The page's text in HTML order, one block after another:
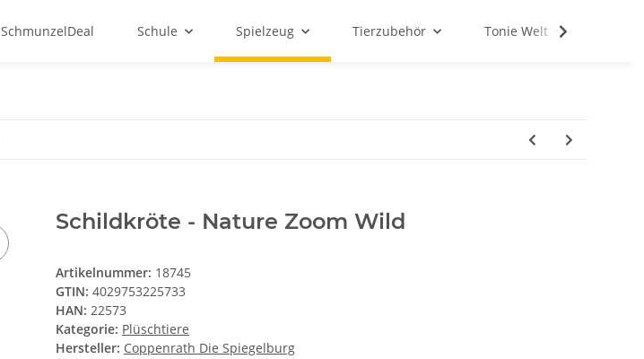
SchmunzelDeal Schule Spielzeug Tierzubehör Tonie Welt
Schildkröte - Nature Zoom Wild
Artikelnummer: 18745
GTIN: 4029753225733
HAN: 22573
Kategorie: Plüschtiere
Hersteller: Coppenrath Die Spiegelburg